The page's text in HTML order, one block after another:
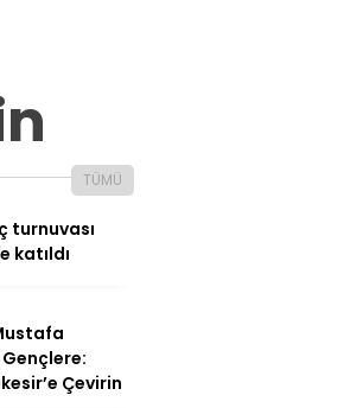
TÜMÜ
turnuvası
katıldı
Çevirin